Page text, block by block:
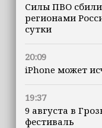
Силы ПВО
регионами
сутки
20:09
iPhone может
19:37
9 августа в
фестиваль